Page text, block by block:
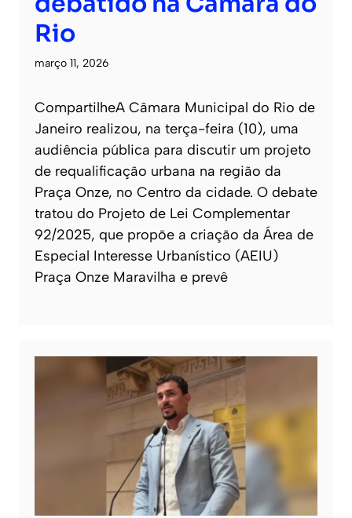
Rio
março 11, 2026
CompartilheA Câmara Municipal do Rio de
Janeiro realizou, na terça-feira (10), uma
audiência pública para discutir um projeto
de requalificação urbana na região da
Praça Onze, no Centro da cidade. O debate
tratou do Projeto de Lei Complementar
92/2025, que propõe a criação da Área de
Especial Interesse Urbanístico (AEIU)
Praça Onze Maravilha e prevê